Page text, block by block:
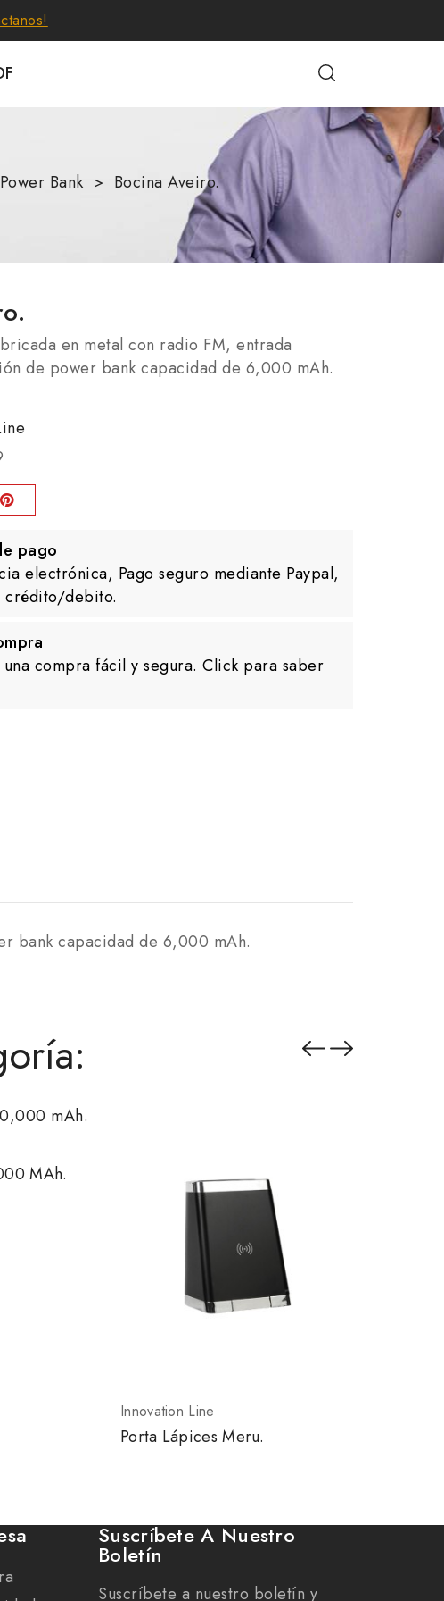
Power Bank Bocina Aveiro.
en metal con radio FM, entrada
de power bank capacidad de 6,000 mAh.
pago
electrónica, Pago seguro mediante Paypal,
crédito/debito.
una compra fácil y segura. Click para saber
bank capacidad de 6,000 mAh.
MAh.
Innovation Line
Porta Lápices Meru.
Suscríbete A Nuestro
Boletín
Suscríbete a nuestro boletín y